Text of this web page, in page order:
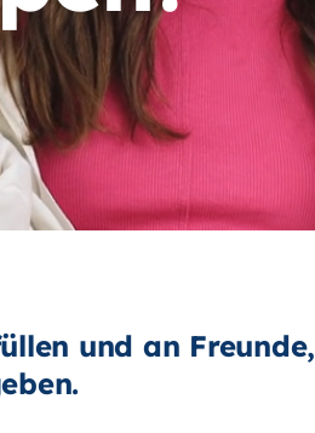
und an Freunde,